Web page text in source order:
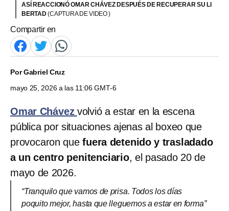
ASÍ REACCIONÓ OMAR CHÁVEZ DESPUÉS DE RECUPERAR SU LI
BERTAD(CAPTURA DE VIDEO )
Compartir en
PorGabriel Cruz
mayo 25, 2026 a las 11:06 GMT-6
Omar Chávez volvió a estar en la escena
pública por situaciones ajenas al boxeo que
provocaron quefuera detenido y trasladado
a un centro penitenciario, el pasado 20 de
mayo de 2026.
“Tranquilo que vamos de prisa. Todos los días
poquito mejor, hasta que lleguemos a estar en forma”